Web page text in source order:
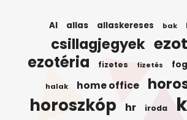
AI allas allaskereses bak
csillagjegyek
ezotéria fizetes fizetés
halak home office
horoszkóp hr iroda